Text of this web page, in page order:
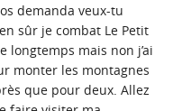
demanda veux-tu
sûr je combat Le Petit
longtemps mais non j’ai
monter les montagnes
que pour deux. Allez